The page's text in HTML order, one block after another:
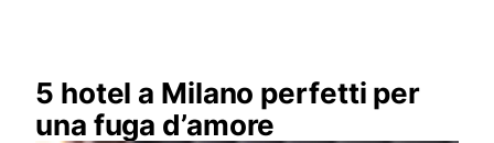
5 hotel a Milano perfetti per
una fuga d’amore